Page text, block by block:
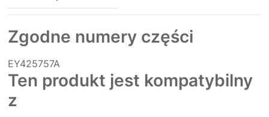
Zgodne numery części
EY425757A
Ten produkt jest kompatybilny
z